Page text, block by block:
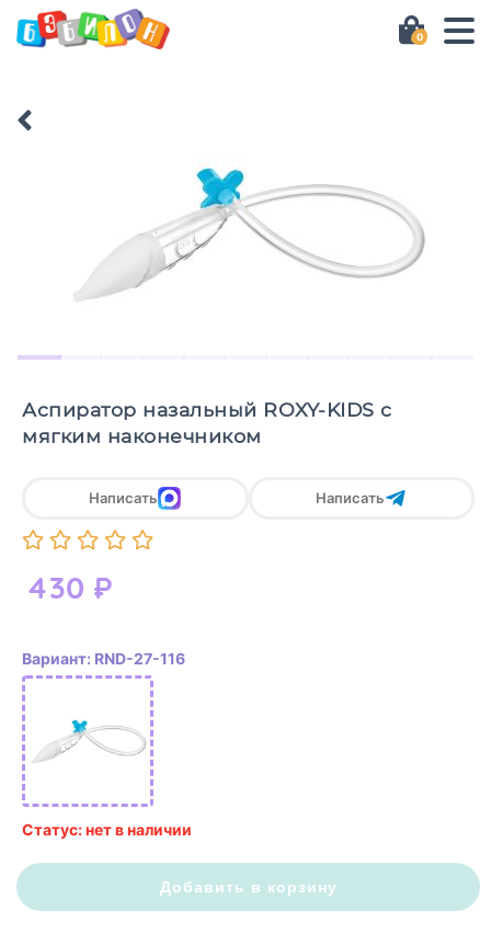
0
Аспиратор назальный ROXY-KIDS с
мягким наконечником
430 ₽
Написать Написать
Вариант: RND-27-116
Статус: нет в наличии
Добавить в корзину